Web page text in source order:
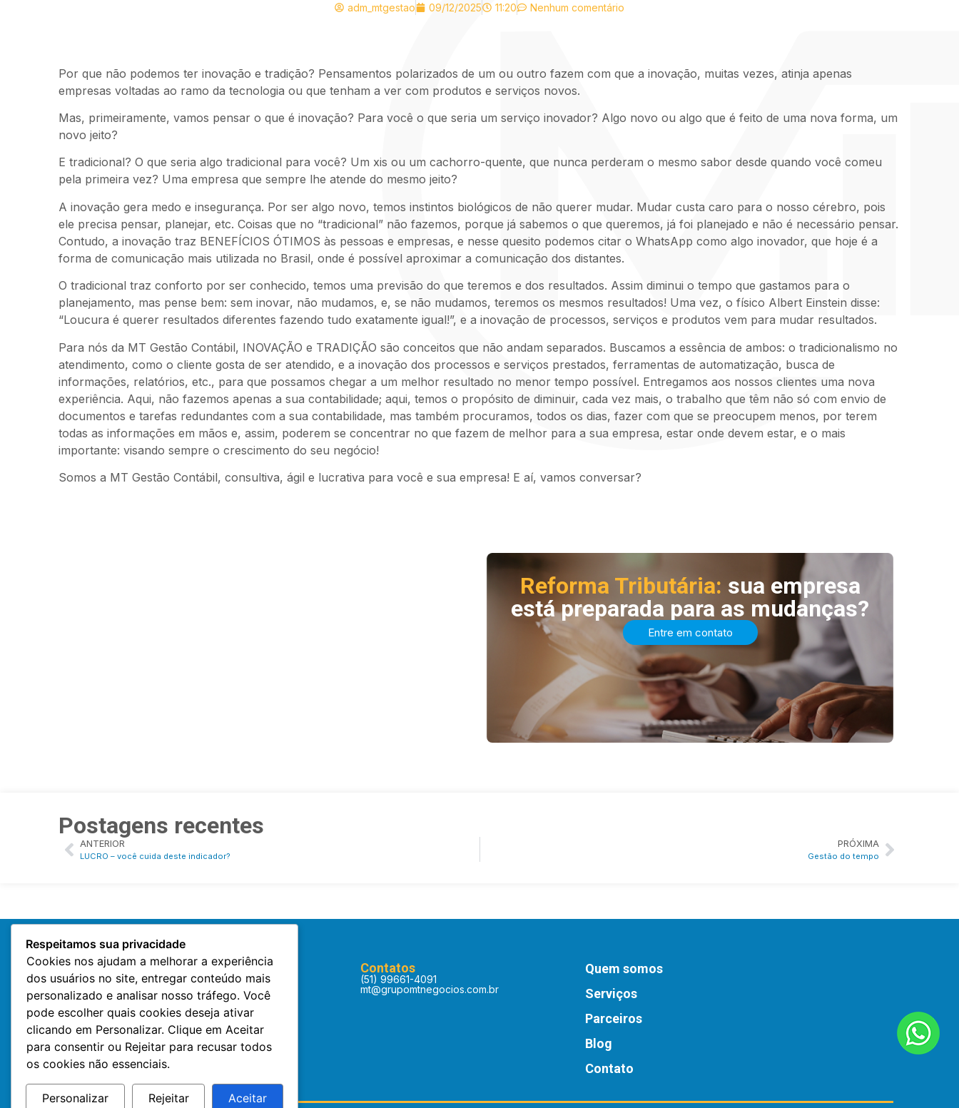
adm_mtgestao 09/12/2025 11:20 Nenhum comentário
Por que não podemos ter inovação e tradição? Pensamentos polarizados de um ou outro fazem com que a inovação, muitas vezes, atinja apenas
empresas voltadas ao ramo da tecnologia ou que tenham a ver com produtos e serviços novos.
Mas, primeiramente, vamos pensar o que é inovação? Para você o que seria um serviço inovador? Algo novo ou algo que é feito de uma nova forma, um
novo jeito?
E tradicional? O que seria algo tradicional para você? Um xis ou um cachorro-quente, que nunca perderam o mesmo sabor desde quando você comeu
pela primeira vez? Uma empresa que sempre lhe atende do mesmo jeito?
A inovação gera medo e insegurança. Por ser algo novo, temos instintos biológicos de não querer mudar. Mudar custa caro para o nosso cérebro, pois
ele precisa pensar, planejar, etc. Coisas que no “tradicional” não fazemos, porque já sabemos o que queremos, já foi planejado e não é necessário pensar.
Contudo, a inovação traz BENEFÍCIOS ÓTIMOS às pessoas e empresas, e nesse quesito podemos citar o WhatsApp como algo inovador, que hoje é a
forma de comunicação mais utilizada no Brasil, onde é possível aproximar a comunicação dos distantes.
O tradicional traz conforto por ser conhecido, temos uma previsão do que teremos e dos resultados. Assim diminui o tempo que gastamos para o
planejamento, mas pense bem: sem inovar, não mudamos, e, se não mudamos, teremos os mesmos resultados! Uma vez, o físico Albert Einstein disse:
“Loucura é querer resultados diferentes fazendo tudo exatamente igual!”, e a inovação de processos, serviços e produtos vem para mudar resultados.
Para nós da MT Gestão Contábil, INOVAÇÃO e TRADIÇÃO são conceitos que não andam separados. Buscamos a essência de ambos: o tradicionalismo no
atendimento, como o cliente gosta de ser atendido, e a inovação dos processos e serviços prestados, ferramentas de automatização, busca de
informações, relatórios, etc., para que possamos chegar a um melhor resultado no menor tempo possível. Entregamos aos nossos clientes uma nova
experiência. Aqui, não fazemos apenas a sua contabilidade; aqui, temos o propósito de diminuir, cada vez mais, o trabalho que têm não só com envio de
documentos e tarefas redundantes com a sua contabilidade, mas também procuramos, todos os dias, fazer com que se preocupem menos, por terem
todas as informações em mãos e, assim, poderem se concentrar no que fazem de melhor para a sua empresa, estar onde devem estar, e o mais
importante: visando sempre o crescimento do seu negócio!
Somos a MT Gestão Contábil, consultiva, ágil e lucrativa para você e sua empresa! E aí, vamos conversar?
Reforma Tributária: sua empresa
está preparada para as mudanças?
Entre em contato
Postagens recentes
ANTERIOR
LUCRO – você cuida deste indicador?
PRÓXIMA
Gestão do tempo
Contatos
(51) 99661-4091
mt@grupomtnegocios.com.br
Quem somos
Serviços
Parceiros
Blog
Contato
Respeitamos sua privacidade
Cookies nos ajudam a melhorar a experiência
dos usuários no site, entregar conteúdo mais
personalizado e analisar nosso tráfego. Você
pode escolher quais cookies deseja ativar
clicando em Personalizar. Clique em Aceitar
para consentir ou Rejeitar para recusar todos
os cookies não essenciais.
Personalizar Rejeitar Aceitar